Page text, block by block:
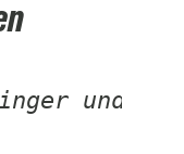
und